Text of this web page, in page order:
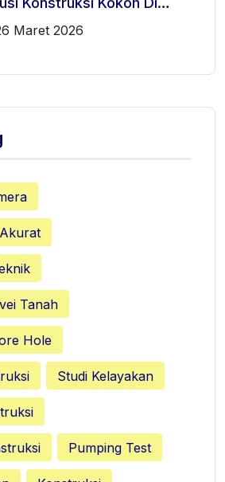
Maret 2026
Tanah
Hole
Studi Kelayakan
Pumping Test